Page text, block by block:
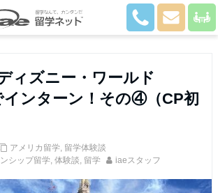
ィズニー・ワールド
インターン！その④（CP初
アメリカ留学, 留学体験談
シップ留学, 体験談, 留学 iaeスタッフ